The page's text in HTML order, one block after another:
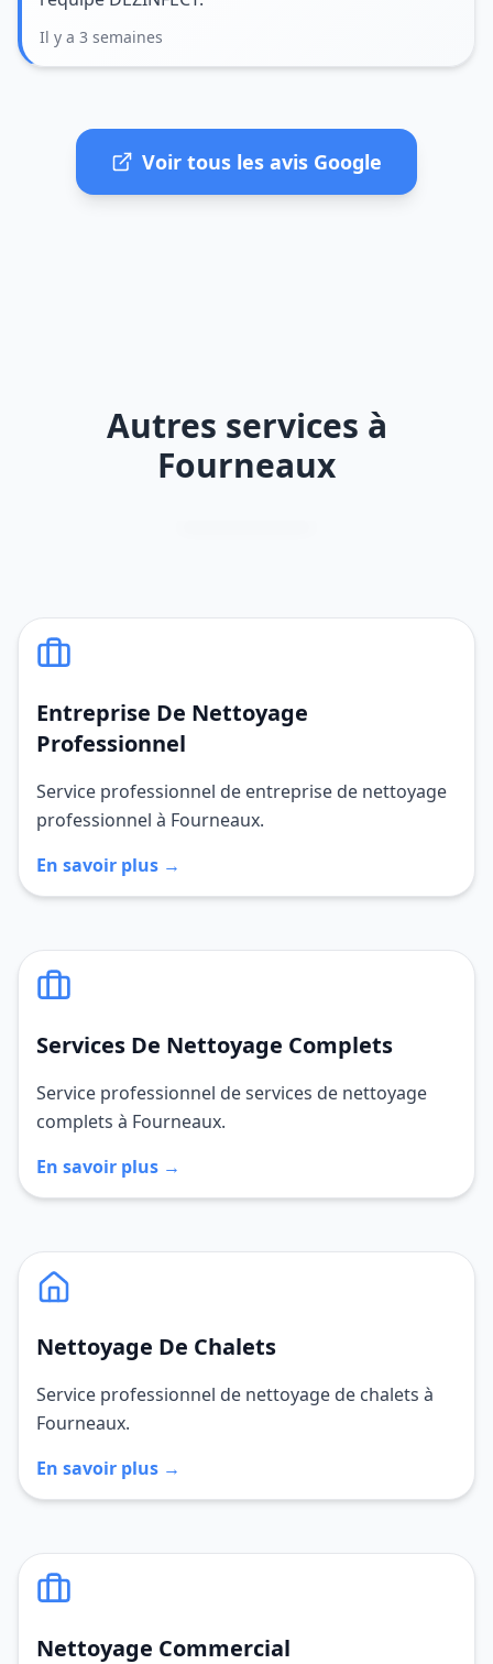
Il y a 3 semaines
Voir tous les avis Google
Autres services à
Fourneaux
Entreprise De Nettoyage
Professionnel
Service professionnel de entreprise de nettoyage
professionnel à Fourneaux.
En savoir plus →
Services De Nettoyage Complets
Service professionnel de services de nettoyage
complets à Fourneaux.
En savoir plus →
Nettoyage De Chalets
Service professionnel de nettoyage de chalets à
Fourneaux.
En savoir plus →
Nettoyage Commercial